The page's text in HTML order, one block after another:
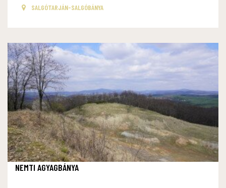
SALGÓTARJÁN-SALGÓBÁNYA
NEMTI AGYAGBÁNYA